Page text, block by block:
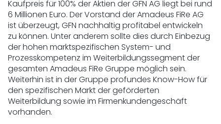
Kaufpreis für 100% der Aktien der GFN AG liegt bei rund
6 Millionen Euro. Der Vorstand der Amadeus FiRe AG
ist überzeugt, GFN nachhaltig profitabel entwickeln
zu können. Unter anderem sollte dies durch Einbezug
der hohen marktspezifischen System- und
Prozesskompetenz im Weiterbildungssegment der
gesamten Amadeus FiRe Gruppe möglich sein.
Weiterhin ist in der Gruppe profundes Know-How für
den spezifischen Markt der geförderten
Weiterbildung sowie im Firmenkundengeschäft
vorhanden.